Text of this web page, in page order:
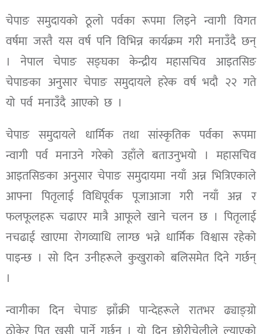
चेपाङ समुदायको ठूलो पर्वका रूपमा लिइने न्वागी विगत
वर्षमा जस्तै यस वर्ष पनि विभिन्न कार्यक्रम गरी मनाउँदै छन्
। नेपाल चेपाङ सङ्घका केन्द्रीय महासचिव आइतसिङ
चेपाङका अनुसार चेपाङ समुदायले हरेक वर्ष भदौ २२ गते
यो पर्व मनाउँदै आएको छ ।
चेपाङ समुदायले धार्मिक तथा सांस्कृतिक पर्वका रूपमा
न्वागी पर्व मनाउने गरेको उहाँले बताउनुभयो । महासचिव
आइतसिङका अनुसार चेपाङ समुदायमा नयाँ अन्न भित्रिएकाले
आफ्ना पितृलाई विधिपूर्वक पूजाआजा गरी नयाँ अन्न र
फलफूलहरू चढाएर मात्रै आफूले खाने चलन छ । पितृलाई
नचढाई खाएमा रोगव्याधि लाग्छ भन्ने धार्मिक विश्वास रहेको
पाइन्छ । सो दिन उनीहरूले कुखुराको बलिसमेत दिने गर्छन्
।
न्वागीका दिन चेपाङ झाँक्री पान्देहरूले रातभर ढ्याङ्ग्रो